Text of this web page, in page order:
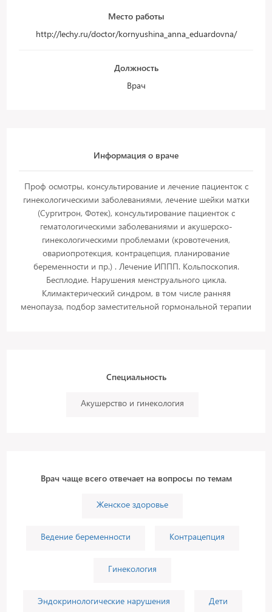
Место работы
http://lechy.ru/doctor/kornyushina_anna_eduardovna/
Должность
Врач
Информация о враче
Проф осмотры, консультирование и лечение пациенток с
гинекологическими заболеваниями, лечение шейки матки
(Сургитрон, Фотек), консультирование пациенток с
гематологическими заболеваниями и акушерско-
гинекологическими проблемами (кровотечения,
овариопротекция, контрацепция, планирование
беременности и пр.) . Лечение ИППП. Кольпоскопия.
Бесплодие. Нарушения менструального цикла.
Климактерический синдром, в том числе ранняя
менопауза, подбор заместительной гормональной терапии
Специальность
Акушерство и гинекология
Врач чаще всего отвечает на вопросы по темам
Женское здоровье
Ведение беременности Контрацепция
Гинекология
Эндокринологические нарушения Дети